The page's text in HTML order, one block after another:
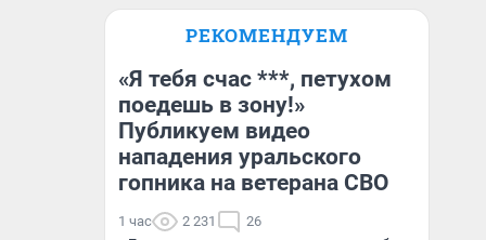
РЕКОМЕНДУЕМ
«Я тебя счас ***, петухом
поедешь в зону!»
Публикуем видео
нападения уральского
гопника на ветерана СВО
1 час 2 231 26